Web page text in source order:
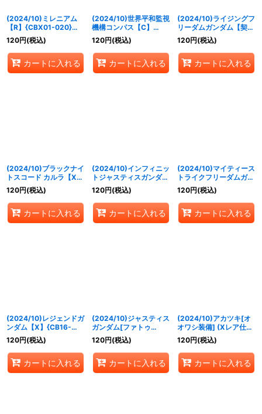
(2024/10)ミレニアム
【R】{CBX01-020}
《白》
120円(税込)
カートに入れる
(2024/10)世界平和監視
機構コンパス【C】
{CBX01-021}《白》
120円(税込)
カートに入れる
(2024/10)ライジングフ
リーダムガンダム【契約
X】{CBX01-CX01}
《白》
120円(税込)
カートに入れる
(2024/10)ブラックナイ
トスコード カルラ【X】
{CBX01-X01}《白》
120円(税込)
カートに入れる
(2024/10)インフィニッ
トジャスティスガンダム
弐式【X】{CBX01-
X02}《白》
120円(税込)
カートに入れる
(2024/10)マイティース
トライクフリーダムガン
ダム【X】{CBX01-
X03}《白》
120円(税込)
カートに入れる
(2024/10)レジェンドガ
ンダム【X】{CB16-
X04}《白》
120円(税込)
カートに入れる
(2024/10)ジャスティス
ガンダム[ファトゥ
ム-00搭乗](Xレア仕様)
【M】{CB16-036}
《白》
120円(税込)
カートに入れる
(2024/10)アカツキ[オ
オワシ装備] (Xレア仕
様)【M】{CB25-033}
《白》
120円(税込)
カートに入れる